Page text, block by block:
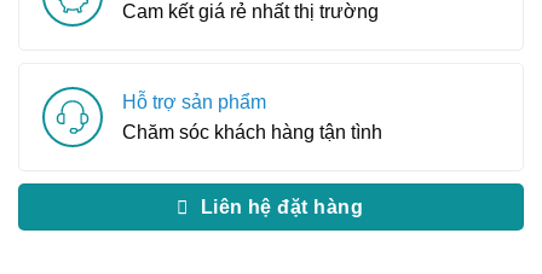
Cam kết giá rẻ nhất thị trường
Hỗ trợ sản phẩm
Chăm sóc khách hàng tận tình
Liên hệ đặt hàng